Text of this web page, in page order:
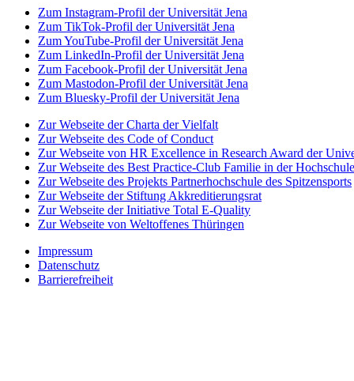
Zum Instagram-Profil der Universität Jena
Zum TikTok-Profil der Universität Jena
Zum YouTube-Profil der Universität Jena
Zum LinkedIn-Profil der Universität Jena
Zum Facebook-Profil der Universität Jena
Zum Mastodon-Profil der Universität Jena
Zum Bluesky-Profil der Universität Jena
Zur Webseite der Charta der Vielfalt
Zur Webseite des Code of Conduct
Zur Webseite von HR Excellence in Research Award der
Zur Webseite des Best Practice-Club Familie in der Hochschule
Zur Webseite des Projekts Partnerhochschule des Spitzensports
Zur Webseite der Stiftung Akkreditierungsrat
Zur Webseite der Initiative Total E-Quality
Zur Webseite von Weltoffenes Thüringen
Impressum
Datenschutz
Barrierefreiheit